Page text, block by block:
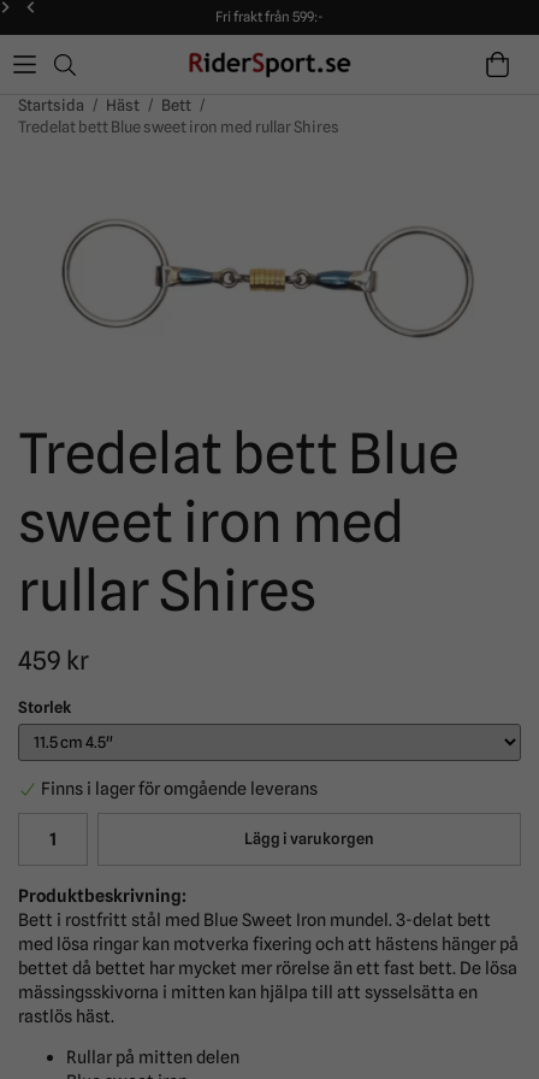
Fri frakt från 599:-
90 dagars öppet köp!
Alltid snabba leveranser!
Fri frakt från 599:-
90 dagars öppet köp!
Startsida / Häst / Bett /
Tredelat bett Blue sweet iron med rullar Shires
Tredelat bett Blue
sweet iron med
rullar Shires
459 kr
Storlek
Finns i lager för omgående leverans
Lägg i varukorgen
Produktbeskrivning:
Bett i rostfritt stål med Blue Sweet Iron mundel. 3-delat bett
med lösa ringar kan motverka fixering och att hästens hänger på
bettet då bettet har mycket mer rörelse än ett fast bett. De lösa
mässingsskivorna i mitten kan hjälpa till att sysselsätta en
rastlös häst.
Rullar på mitten delen